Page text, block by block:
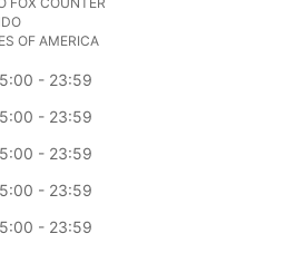
OF AMERICA
- 23:59
- 23:59
- 23:59
- 23:59
- 23:59